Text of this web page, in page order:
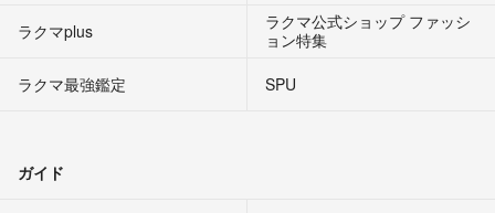
ラクマplus
ラクマ公式ショップ ファッシ
ョン特集
ラクマ最強鑑定
SPU
ガイド